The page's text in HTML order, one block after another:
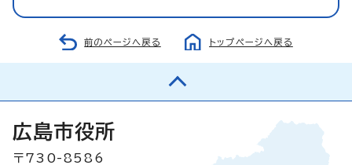
前のページへ戻る トップページへ戻る
広島市役所
〒730-8586